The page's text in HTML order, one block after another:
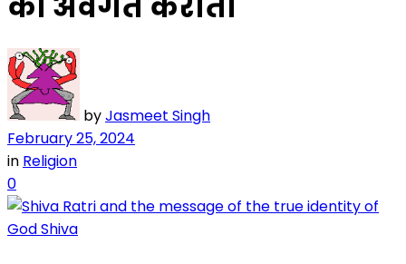
byJasmeet Singh
February 25, 2024
in Religion
0